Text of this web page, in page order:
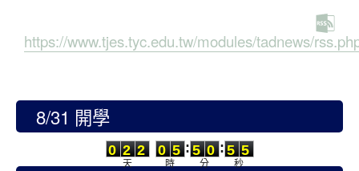
https://www.tjes.tyc.edu.tw/modules/tadnews/
8/31 開學
0
0
2
2
2
2
天
0
0
5
5
時
:
5
5
0
0
分
:
5
5
3
4
秒